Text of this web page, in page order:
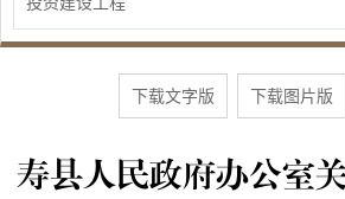
下载文字版 下载图片版
寿县人民政府办公室